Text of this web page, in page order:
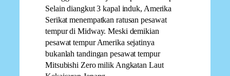
Selain diangkut 3 kapal induk, Amerika
Serikat menempatkan ratusan pesawat
tempur di Midway. Meski demikian
pesawat tempur Amerika sejatinya
bukanlah tandingan pesawat tempur
Mitsubishi Zero milik Angkatan Laut